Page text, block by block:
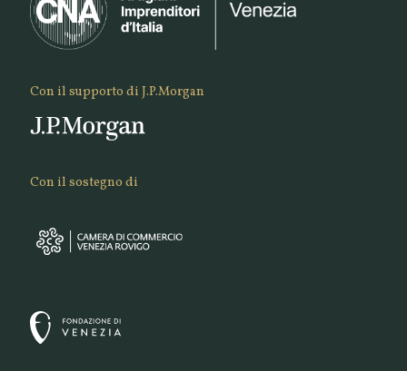
Con il supporto di J.P.Morgan
Con il sostegno di